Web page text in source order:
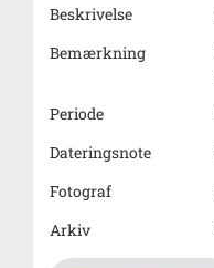
Beskrivelse
Bemærkning
Periode
Dateringsnote
Fotograf
Arkiv